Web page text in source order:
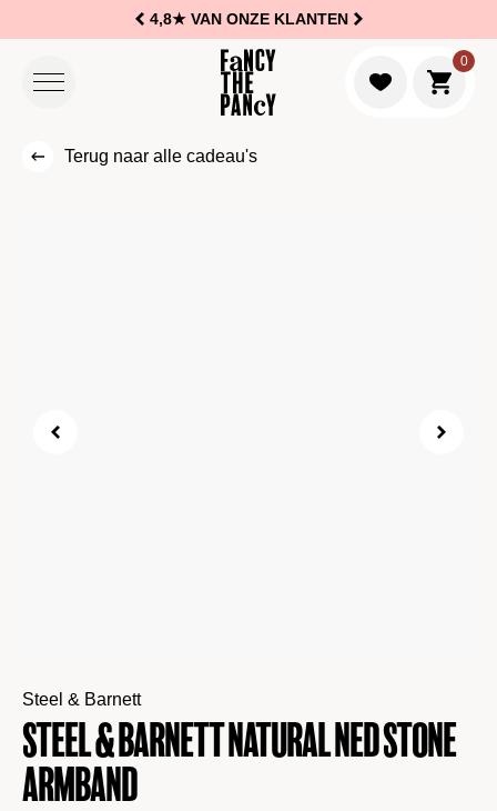
4,8★VAN ONZE KLANTEN
0
Naar
Terug naar alle cadeau's
Steel & Barnett
Steel & Barnett Natural Ned stone
Armband